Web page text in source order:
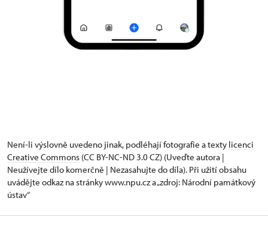
Není-li výslovně uvedeno jinak, podléhají fotografie a texty licenci
Creative Commons (CC BY-NC-ND 3.0 CZ) (Uveďte autora |
Neužívejte dílo komerčně | Nezasahujte do díla). Při užití obsahu
uvádějte odkaz na stránky www.npu.cz a „zdroj: Národní památkový
ústav“